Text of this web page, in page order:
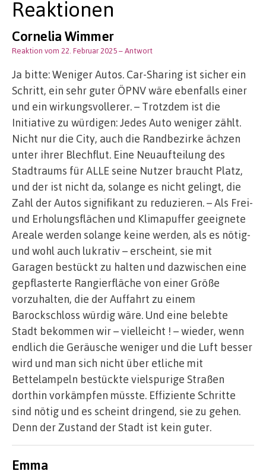
Reaktionen
Cornelia Wimmer
Reaktion vom 22. Februar 2025– Antwort
Ja bitte: Weniger Autos. Car-Sharing ist sicher ein
Schritt, ein sehr guter ÖPNV wäre ebenfalls einer
und ein wirkungsvollerer. – Trotzdem ist die
Initiative zu würdigen: Jedes Auto weniger zählt.
Nicht nur die City, auch die Randbezirke ächzen
unter ihrer Blechflut. Eine Neuaufteilung des
Stadtraums für ALLE seine Nutzer braucht Platz,
und der ist nicht da, solange es nicht gelingt, die
Zahl der Autos signifikant zu reduzieren. – Als Frei-
und Erholungsflächen und Klimapuffer geeignete
Areale werden solange keine werden, als es nötig-
und wohl auch lukrativ – erscheint, sie mit
Garagen bestückt zu halten und dazwischen eine
gepflasterte Rangierfläche von einer Größe
vorzuhalten, die der Auffahrt zu einem
Barockschloss würdig wäre. Und eine belebte
Stadt bekommen wir – vielleicht ! – wieder, wenn
endlich die Geräusche weniger und die Luft besser
wird und man sich nicht über etliche mit
Bettelampeln bestückte vielspurige Straßen
dorthin vorkämpfen müsste. Effiziente Schritte
sind nötig und es scheint dringend, sie zu gehen.
Denn der Zustand der Stadt ist kein guter.
Emma